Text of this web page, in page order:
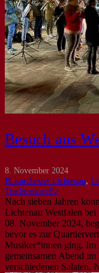
Besuch aus
8. November 2024
Blasorchester Lichtenau,
Trachtenkapelle
Nach sieben Jahren
Lichtenau Westfalen
08. November 2024,
bevor es zur
Musiker*innen ging. Im
gemeinsamen Abend
verschiedenen Salaten.